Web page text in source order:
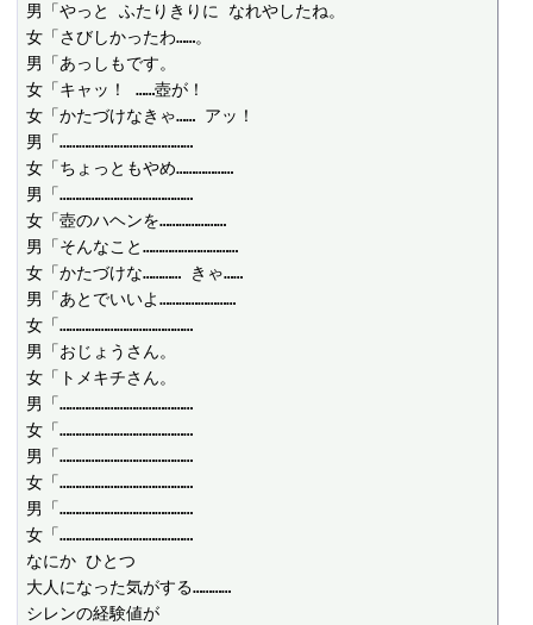
男「やっと ふたりきりに なれやしたね。
女「さびしかったわ……。
男「あっしもです。
女「キャッ！ ……壺が！
女「かたづけなきゃ…… アッ！
男「……………………………………
女「ちょっともやめ………………
男「……………………………………
女「壺のハヘンを…………………
男「そんなこと…………………………
女「かたづけな………… きゃ……
男「あとでいいよ……………………
女「……………………………………
男「おじょうさん。
女「トメキチさん。
男「……………………………………
女「……………………………………
男「……………………………………
女「……………………………………
男「……………………………………
女「……………………………………
なにか ひとつ
大人になった気がする…………
シレンの経験値が